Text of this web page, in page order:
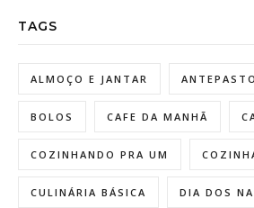
TAGS
ALMOÇO E JANTAR ANTEPASTO
BOLOS CAFE DA MANHÃ
COZINHANDO PRA UM
CULINÁRIA BÁSICA DIA DOS